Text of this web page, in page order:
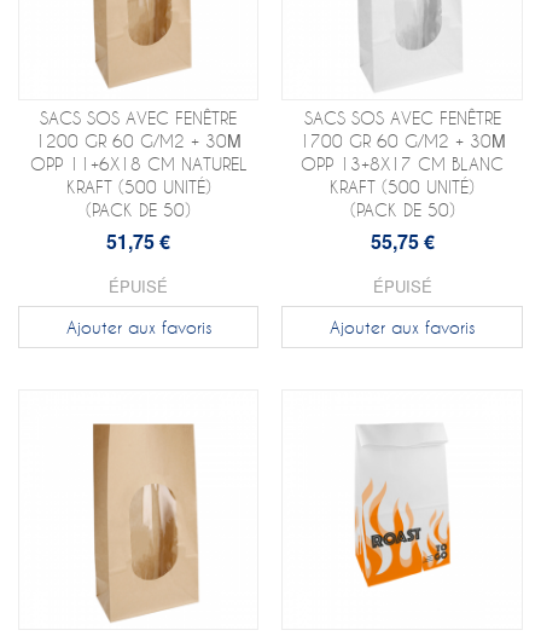
SACS SOS AVEC FENÊTRE
1200 GR 60 G/M2 + 30Μ
OPP 11+6X18 CM NATUREL
KRAFT (500 UNITÉ)
(PACK DE 50)
51,75 €
ÉPUISÉ
Ajouter aux favoris
SACS SOS AVEC FENÊTRE
1700 GR 60 G/M2 + 30Μ
OPP 13+8X17 CM BLANC
KRAFT (500 UNITÉ)
(PACK DE 50)
55,75 €
ÉPUISÉ
Ajouter aux favoris